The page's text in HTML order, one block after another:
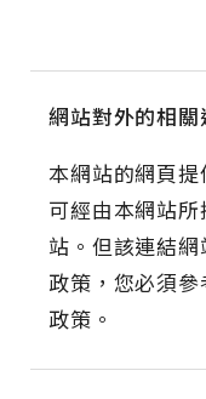
網站對外的相關
本網站的網頁
可經由本網站
站。但該連結
政策，您必須
政策。